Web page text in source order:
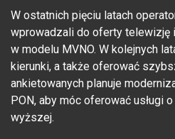
W ostatnich pięciu latach
wprowadzali do oferty telewizję
w modelu MVNO. W kolejnych
kierunki, a także oferować
ankietowanych planuje
PON, aby móc oferować usługi
wyższej.